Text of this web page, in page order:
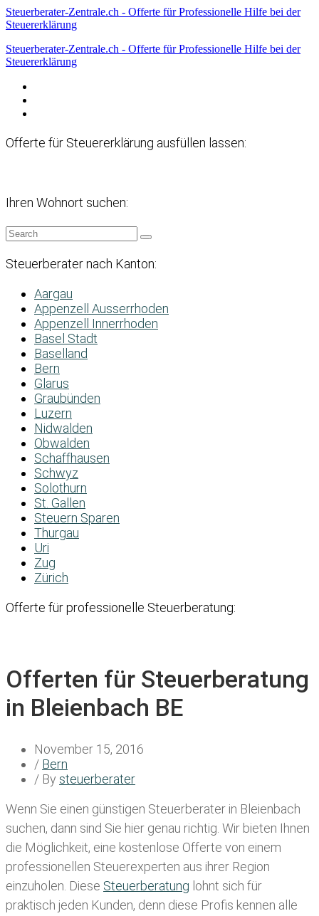
Steuerberater-Zentrale.ch - Offerte für Professionelle Hilfe bei der
Steuererklärung
Steuerberater-Zentrale.ch - Offerte für Professionelle Hilfe bei der
Steuererklärung
Offerte für Steuererklärung ausfüllen lassen:
Ihren Wohnort suchen:
Steuerberater nach Kanton:
Aargau
Appenzell Ausserrhoden
Appenzell Innerrhoden
Basel Stadt
Baselland
Bern
Glarus
Graubünden
Luzern
Nidwalden
Obwalden
Schaffhausen
Schwyz
Solothurn
St. Gallen
Steuern Sparen
Thurgau
Uri
Zug
Zürich
Offerte für professionelle Steuerberatung:
Offerten für Steuerberatung
in Bleienbach BE
November 15, 2016
/ Bern
/ By steuerberater
Wenn Sie einen günstigen Steuerberater in Bleienbach
suchen, dann sind Sie hier genau richtig. Wir bieten Ihnen
die Möglichkeit, eine kostenlose Offerte von einem
professionellen Steuerexperten aus ihrer Region
einzuholen. Diese Steuerberatung lohnt sich für
praktisch jeden Kunden, denn diese Profis kennen alle